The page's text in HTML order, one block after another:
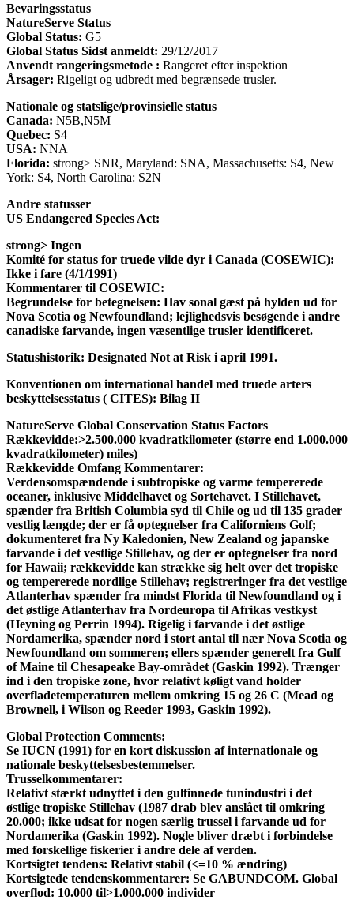
Bevaringsstatus
NatureServe Status
Global Status: G5
Global Status Sidst anmeldt: 29/12/2017
Anvendt rangeringsmetode : Rangeret efter inspektion
Årsager: Rigeligt og udbredt med begrænsede trusler.
Nationale og statslige/provinsielle status
Canada: N5B,N5M
Quebec: S4
USA: NNA
Florida: strong> SNR, Maryland: SNA, Massachusetts: S4, New
York: S4, North Carolina: S2N
Andre statusser
US Endangered Species Act:
strong> Ingen
Komité for status for truede vilde dyr i Canada (COSEWIC):
Ikke i fare (4/1/1991)
Kommentarer til COSEWIC:
Begrundelse for betegnelsen: Hav sonal gæst på hylden ud for
Nova Scotia og Newfoundland; lejlighedsvis besøgende i andre
canadiske farvande, ingen væsentlige trusler identificeret.
Statushistorik: Designated Not at Risk i april 1991.
Konventionen om international handel med truede arters
beskyttelsesstatus ( CITES): Bilag II
NatureServe Global Conservation Status Factors
Rækkevidde:>2.500.000 kvadratkilometer (større end 1.000.000
kvadratkilometer) miles)
Rækkevidde Omfang Kommentarer:
Verdensomspændende i subtropiske og varme tempererede
oceaner, inklusive Middelhavet og Sortehavet. I Stillehavet,
spænder fra British Columbia syd til Chile og ud til 135 grader
vestlig længde; der er få optegnelser fra Californiens Golf;
dokumenteret fra Ny Kaledonien, New Zealand og japanske
farvande i det vestlige Stillehav, og der er optegnelser fra nord
for Hawaii; rækkevidde kan strække sig helt over det tropiske
og tempererede nordlige Stillehav; registreringer fra det vestlige
Atlanterhav spænder fra mindst Florida til Newfoundland og i
det østlige Atlanterhav fra Nordeuropa til Afrikas vestkyst
(Heyning og Perrin 1994). Rigelig i farvande i det østlige
Nordamerika, spænder nord i stort antal til nær Nova Scotia og
Newfoundland om sommeren; ellers spænder generelt fra Gulf
of Maine til Chesapeake Bay-området (Gaskin 1992). Trænger
ind i den tropiske zone, hvor relativt køligt vand holder
overfladetemperaturen mellem omkring 15 og 26 C (Mead og
Brownell, i Wilson og Reeder 1993, Gaskin 1992).
Global Protection Comments:
Se IUCN (1991) for en kort diskussion af internationale og
nationale beskyttelsesbestemmelser.
Trusselkommentarer:
Relativt stærkt udnyttet i den gulfinnede tunindustri i det
østlige tropiske Stillehav (1987 drab blev anslået til omkring
20.000; ikke udsat for nogen særlig trussel i farvande ud for
Nordamerika (Gaskin 1992). Nogle bliver dræbt i forbindelse
med forskellige fiskerier i andre dele af verden.
Kortsigtet tendens: Relativt stabil (<=10 % ændring)
Kortsigtede tendenskommentarer: Se GABUNDCOM. Global
overflod: 10.000 til>1.000.000 individer